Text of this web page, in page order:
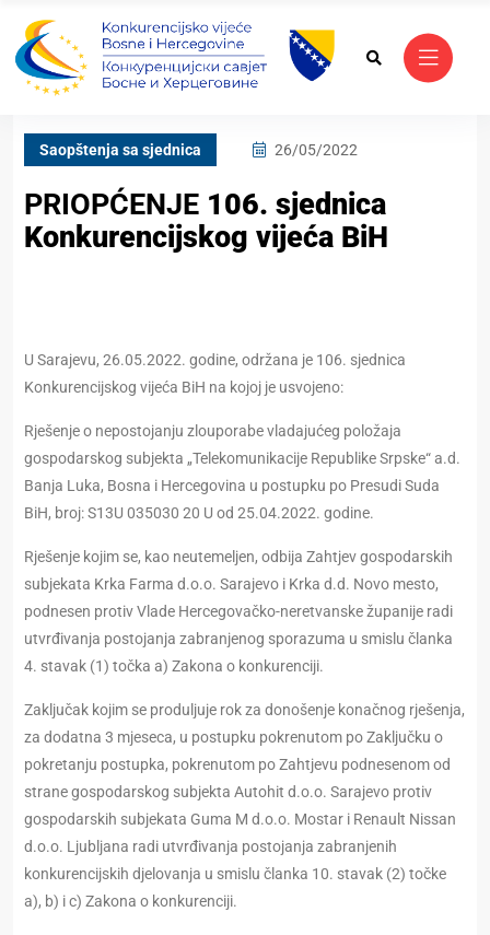
Saopštenja sa sjednica 26/05/2022
PRIOPĆENJE 106. sjednica
Konkurencijskog vijeća BiH
U Sarajevu, 26.05.2022. godine, održana je 106. sjednica
Konkurencijskog vijeća BiH na kojoj je usvojeno:
Rješenje o nepostojanju zlouporabe vladajućeg položaja
gospodarskog subjekta „Telekomunikacije Republike Srpske“ a.d.
Banja Luka, Bosna i Hercegovina u postupku po Presudi Suda
BiH, broj: S13U 035030 20 U od 25.04.2022. godine.
Rješenje kojim se, kao neutemeljen, odbija Zahtjev gospodarskih
subjekata Krka Farma d.o.o. Sarajevo i Krka d.d. Novo mesto,
podnesen protiv Vlade Hercegovačko-neretvanske županije radi
utvrđivanja postojanja zabranjenog sporazuma u smislu članka
4. stavak (1) točka a) Zakona o konkurenciji.
Zaključak kojim se produljuje rok za donošenje konačnog rješenja,
za dodatna 3 mjeseca, u postupku pokrenutom po Zaključku o
pokretanju postupka, pokrenutom po Zahtjevu podnesenom od
strane gospodarskog subjekta Autohit d.o.o. Sarajevo protiv
gospodarskih subjekata Guma M d.o.o. Mostar i Renault Nissan
d.o.o. Ljubljana radi utvrđivanja postojanja zabranjenih
konkurencijskih djelovanja u smislu članka 10. stavak (2) točke
a), b) i c) Zakona o konkurenciji.